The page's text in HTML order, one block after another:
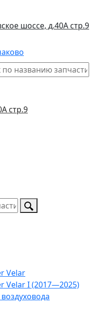
шоссе, д.40А стр.9
стр.9
Velar
Velar I (2017—2025)